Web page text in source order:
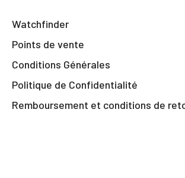
Watchfinder
Points de vente
Conditions Générales
Politique de Confidentialité
Remboursement et conditions de